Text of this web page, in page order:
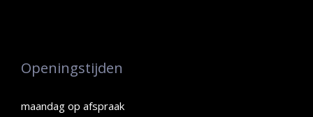
Openingstijden
maandag op afspraak